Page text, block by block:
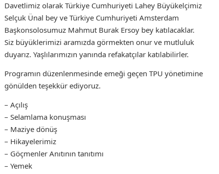
Davetlimiz olarak Türkiye Cumhuriyeti Lahey Büyükelçimiz
Selçuk Ünal bey ve Türkiye Cumhuriyeti Amsterdam
Başkonsolosumuz Mahmut Burak Ersoy bey katılacaklar.
Siz büyüklerimizi aramızda görmekten onur ve mutluluk
duyarız. Yaşlılarımızın yanında refakatçılar katılabilirler.
Programın düzenlenmesinde emeği geçen TPU yönetimine
gönülden teşekkür ediyoruz.
– Açılış
– Selamlama konuşması
– Maziye dönüş
– Hikayelerimiz
– Göçmenler Anıtının tanıtımı
– Yemek